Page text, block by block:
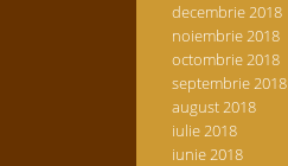
decembrie 2018
noiembrie 2018
octombrie 2018
septembrie 2018
august 2018
iulie 2018
iunie 2018